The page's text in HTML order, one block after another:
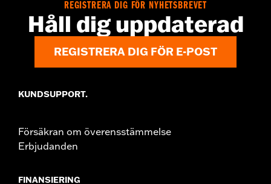
REGISTRERA DIG FÖR NYHETSBREVET
Håll dig uppdaterad
REGISTRERA DIG FÖR E-POST
KUNDSUPPORT.
Försäkran om överensstämmelse
Erbjudanden
FINANSIERING